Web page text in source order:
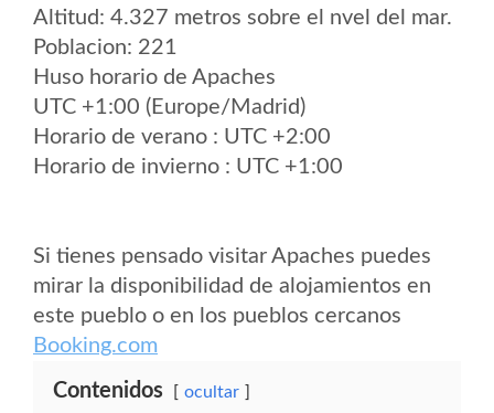
Altitud: 4.327 metros sobre el nvel del mar.
Poblacion: 221
Huso horario de Apaches
UTC +1:00 (Europe/Madrid)
Horario de verano : UTC +2:00
Horario de invierno : UTC +1:00
Si tienes pensado visitar Apaches puedes
mirar la disponibilidad de alojamientos en
este pueblo o en los pueblos cercanos
Booking.com
Contenidos ocultar